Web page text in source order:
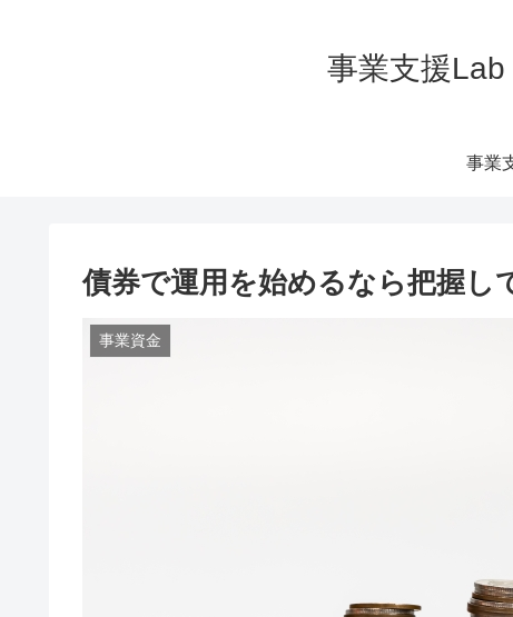
事業支援
事業
債券で運用を始めるなら把握し
事業資金